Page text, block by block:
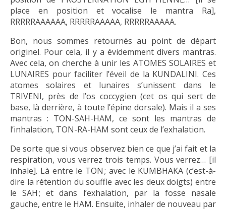
place en position et vocalise le mantra Ra],
RRRRRAAAAAA, RRRRRAAAAA, RRRRRAAAAA.
Bon, nous sommes retournés au point de départ
originel. Pour cela, il y a évidemment divers mantras.
Avec cela, on cherche à unir les ATOMES SOLAIRES et
LUNAIRES pour faciliter l’éveil de la KUNDALINI. Ces
atomes solaires et lunaires s’unissent dans le
TRIVENI, près de l’os coccygien (cet os qui sert de
base, là derrière, à toute l’épine dorsale). Mais il a ses
mantras : TON-SAH-HAM, ce sont les mantras de
l’inhalation, TON-RA-HAM sont ceux de l’exhalation.
De sorte que si vous observez bien ce que j’ai fait et la
respiration, vous verrez trois temps. Vous verrez… [il
inhale]. Là entre le TON ; avec le KUMBHAKA (c’est-à-
dire la rétention du souffle avec les deux doigts) entre
le SAH ; et dans l’exhalation, par la fosse nasale
gauche, entre le HAM. Ensuite, inhaler de nouveau par